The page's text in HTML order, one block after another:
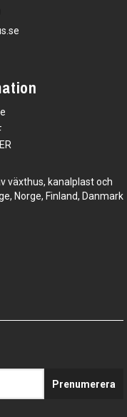
växthus, kanalplast och
Norge, Finland, Danmark
Prenumerera